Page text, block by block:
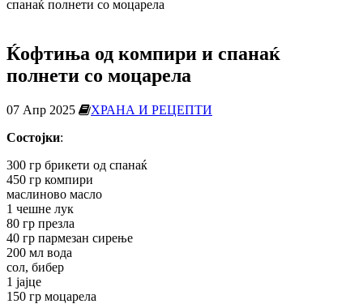
спанаќ полнети со моцарела
Ќофтиња од компири и спанаќ
полнети со моцарела
07 Апр 2025
ХРАНА И РЕЦЕПТИ
Состојки:
300 гр брикети од спанаќ
450 гр компири
маслиново масло
1 чешне лук
80 гр презла
40 гр пармезан сирење
200 мл вода
сол, бибер
1 јајце
150 гр моцарела